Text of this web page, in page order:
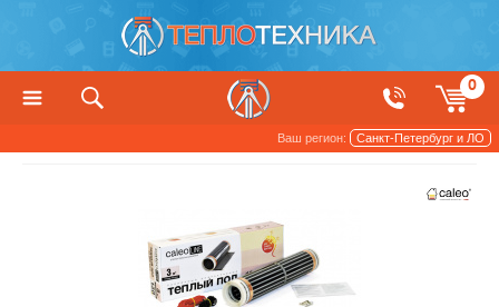
0
Ваш регион: Санкт-Петербург и ЛО
Электрический теплый пол